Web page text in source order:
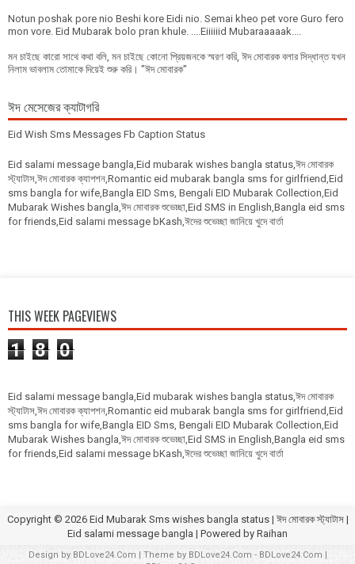
Notun poshak pore nio Beshi kore Eidi nio. Semai kheo pet vore Guro fero
mon vore. Eid Mubarak bolo pran khule. ....Eiiiiiid Mubaraaaaak....
মন চাইছে কারো সাথে কথা বলি, মন চাইছে কোনো প্রিয়জনকে স্মরণ করি, ঈদ মোবারক বলার সিদ্ধান্ত যখন
নিলাম ভাবলাম তোমাকে দিয়েই শুরু করি। "ঈদ মোবারক"
ঈদ মেসেজের ক্যাটাগরি
Eid Wish Sms Messages Fb Caption Status
Eid salami message bangla,Eid mubarak wishes bangla status,ঈদ মোবারক
স্ট্যাটাস,ঈদ মোবারক ক্যাপশন,Romantic eid mubarak bangla sms for girlfriend,Eid
sms bangla for wife,Bangla EID Sms, Bengali EID Mubarak Collection,Eid
Mubarak Wishes bangla,ঈদ মোবারক শুভেচ্ছা,Eid SMS in English,Bangla eid sms
for friends,Eid salami message bKash,ঈদের শুভেচ্ছা জানিয়ে খুদে বার্তা
THIS WEEK PAGEVIEWS
1 8 0
Eid salami message bangla,Eid mubarak wishes bangla status,ঈদ মোবারক
স্ট্যাটাস,ঈদ মোবারক ক্যাপশন,Romantic eid mubarak bangla sms for girlfriend,Eid
sms bangla for wife,Bangla EID Sms, Bengali EID Mubarak Collection,Eid
Mubarak Wishes bangla,ঈদ মোবারক শুভেচ্ছা,Eid SMS in English,Bangla eid sms
for friends,Eid salami message bKash,ঈদের শুভেচ্ছা জানিয়ে খুদে বার্তা
Copyright © 2026 Eid Mubarak Sms wishes bangla status | ঈদ মোবারক স্ট্যাটাস |
Eid salami message bangla | Powered by Raihan
Design by BDLove24.Com | Theme by BDLove24.Com - BDLove24.Com |